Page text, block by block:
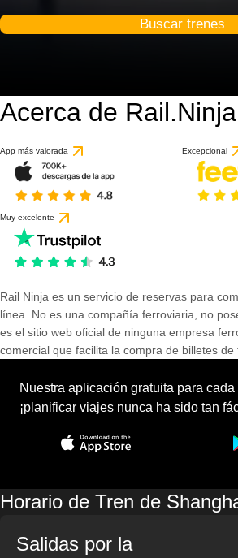
Buscar trenes
Acerca de Rail.Ninja
App más valorada Excepcional
Muy excelente
Rail Ninja es un servicio de reservas para
línea. No es una compañía ferroviaria, no
es el sitio web oficial de ninguna empresa
comercial que facilita la compra de billetes de
Nuestra aplicación gratuita para
¡planificar viajes nunca ha sido tan
Horario de Tren de
Salidas por la